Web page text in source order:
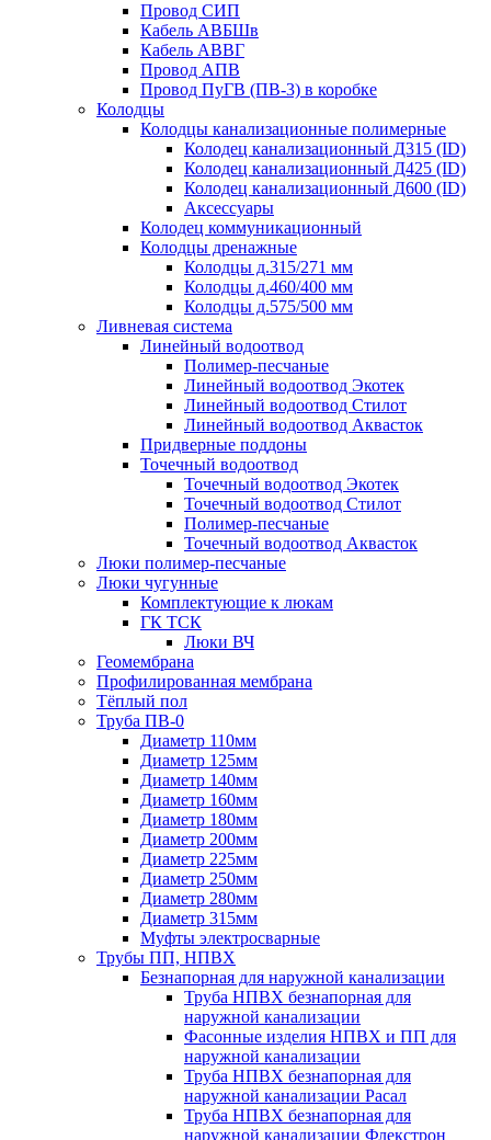
Провод СИП
Кабель АВБШв
Кабель АВВГ
Провод АПВ
Провод ПуГВ (ПВ-3) в коробке
Колодцы
Колодцы канализационные полимерные
Колодец канализационный Д315 (ID)
Колодец канализационный Д425 (ID)
Колодец канализационный Д600 (ID)
Аксессуары
Колодец коммуникационный
Колодцы дренажные
Колодцы д.315/271 мм
Колодцы д.460/400 мм
Колодцы д.575/500 мм
Ливневая система
Линейный водоотвод
Полимер-песчаные
Линейный водоотвод Экотек
Линейный водоотвод Стилот
Линейный водоотвод Аквасток
Придверные поддоны
Точечный водоотвод
Точечный водоотвод Экотек
Точечный водоотвод Стилот
Полимер-песчаные
Точечный водоотвод Аквасток
Люки полимер-песчаные
Люки чугунные
Комплектующие к люкам
ГК ТСК
Люки ВЧ
Геомембрана
Профилированная мембрана
Тёплый пол
Труба ПВ-0
Диаметр 110мм
Диаметр 125мм
Диаметр 140мм
Диаметр 160мм
Диаметр 180мм
Диаметр 200мм
Диаметр 225мм
Диаметр 250мм
Диаметр 280мм
Диаметр 315мм
Муфты электросварные
Трубы ПП, НПВХ
Безнапорная для наружной канализации
Труба НПВХ безнапорная для
наружной канализации
Фасонные изделия НПВХ и ПП для
наружной канализации
Труба НПВХ безнапорная для
наружной канализации Расал
Труба НПВХ безнапорная для
наружной канализации Флекстрон